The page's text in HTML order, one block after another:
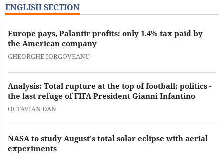
ENGLISH SECTION
Europe pays, Palantir profits: only 1.4% tax paid by
the American company
GHEORGHE IORGOVEANU
Analysis: Total rupture at the top of football; politics -
the last refuge of FIFA President Gianni Infantino
OCTAVIAN DAN
NASA to study August's total solar eclipse with aerial
experiments